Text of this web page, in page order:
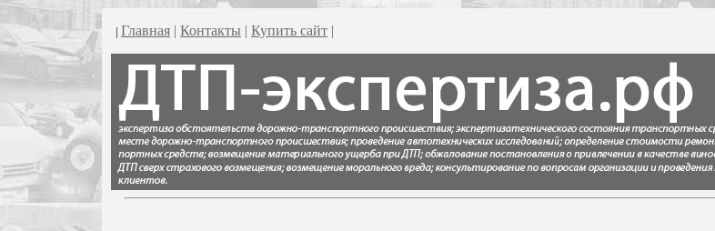
| Главная | Контакты | Купить сайт |